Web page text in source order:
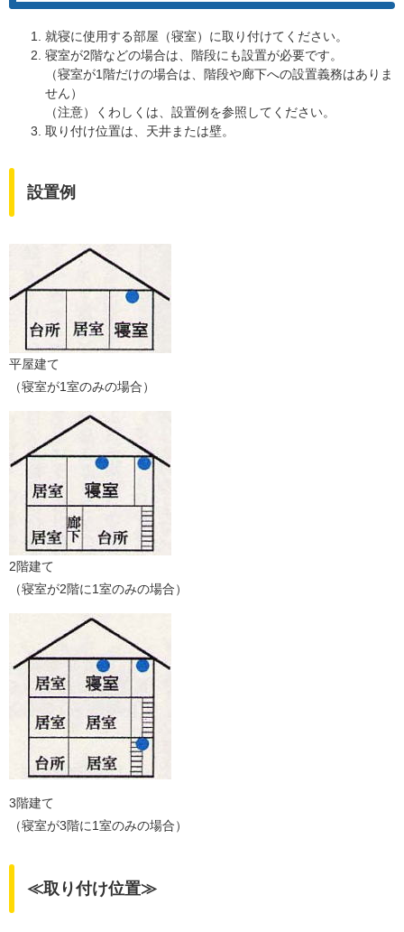
就寝に使用する部屋（寝室）に取り付けてください。
寝室が2階などの場合は、階段にも設置が必要です。
（寝室が1階だけの場合は、階段や廊下への設置義務はありま
せん）
（注意）くわしくは、設置例を参照してください。
取り付け位置は、天井または壁。
設置例
平屋建て
（寝室が1室のみの場合）
2階建て
（寝室が2階に1室のみの場合）
3階建て
（寝室が3階に1室のみの場合）
≪取り付け位置≫